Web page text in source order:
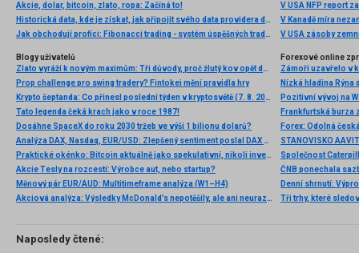
Akcie, dolar, bitcoin, zlato, ropa: Začíná to!
Historická data, kde je získat, jak připojit svého data providera do MultiCharts a proč je budeme potřebovat? (4. díl)
Jak obchodují profíci: Fibonacci trading - systém úspěšných traderů
V USA NFP report
V Kanadě míra
V USA zásoby
Blogy uživatelů
Zlato vyráží k novým maximům: Tři důvody, proč žlutý kov opět dominuje
Prop challenge pro swing tradery? Fintokei mění pravidla hry
Krypto šeptanda: Co přinesl poslední týden v kryptosvětě (7. 8. 2026)
Tato legenda čeká krach jako v roce 1987!
Dosáhne SpaceX do roku 2030 tržeb ve výši 1 bilionu dolarů?
Analýza DAX, Nasdaq, EUR/USD: Zlepšený sentiment poslal DAX na nová maxima
Praktické okénko: Bitcoin aktuálně jako spekulativní, nikoli investiční aktivum
Akcie Tesly na rozcestí: Výrobce aut, nebo startup?
Měnový pár EUR/AUD: Multitimeframe analýza (W1–H4)
Akciová analýza: Výsledky McDonald’s nepotěšily, ale ani neurazily. Jakou vizi společnost prezentovala?
Forexové online
Nízká hladina
Pozitivní vývoj na
Frankfurtská burza
Denní shrnutí:
Tři trhy, které
Naposledy čtené: